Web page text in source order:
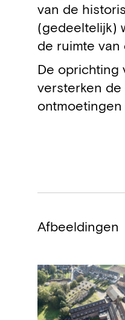
van de
(gedeeltelijk)
de ruimte van
De oprichting
versterken de
Afbeeldingen